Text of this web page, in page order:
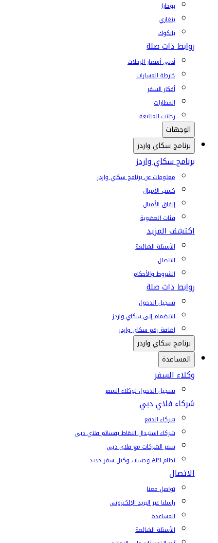
بوخارا
بنغازي
بانكوك
روابط ذات صلة
أدنى أسعار الرحلات
خارطة المسارات
أفكار السفر
المطارات
رحلات المتابعة
الوجهات
برنامج سكاي واردز
برنامج سكاي واردز
معلومات عن برنامج سكاي واردز
كسب الأميال
إنفاق الأميال
فئات العضوية
اكتشف المزيد
الأسئلة الشائعة
الاتصال
الشروط والأحكام
روابط ذات صلة
تسجيل الدخول
الانضمام إلى سكاي واردز
إضافة رقم سكاي واردز
برنامج سكاي واردز
المساعدة
وكلاء السفر
تسجيل الدخول لوكلاء السفر
شركاء فلاي دبي
شركاء الدفع
شركاء استبدال النقاط بقسائم فلاي دبي
سفر الشركات مع فلاي دبي
نظام API وحساب وكيل سفر جديد
الاتصال
تواصل معنا
راسلنا عبر البريد الإلكتروني
المساعدة
الأسئلة الشائعة